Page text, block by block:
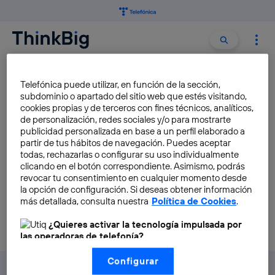
Buscar
SMART BUILDING
Corporate Innovation Center:
más que una sala, una smart
city
Carmen Gavara
Telefónica puede utilizar, en función de la sección,
subdominio o apartado del sitio web que estés visitando,
cookies propias y de terceros con fines técnicos, analíticos,
de personalización, redes sociales y/o para mostrarte
publicidad personalizada en base a un perfil elaborado a
partir de tus hábitos de navegación. Puedes aceptar
todas, rechazarlas o configurar su uso individualmente
clicando en el botón correspondiente. Asimismo, podrás
revocar tu consentimiento en cualquier momento desde
la opción de configuración. Si deseas obtener información
más detallada, consulta nuestra Política de Cookies.
¿Quieres activar la tecnología impulsada por
las operadoras de telefonía?
Nosotros, Telefónica S.A., utilizamos la tecnología Utiq para
realizar nuestras acciones de marketing digital o análisis
Configurar